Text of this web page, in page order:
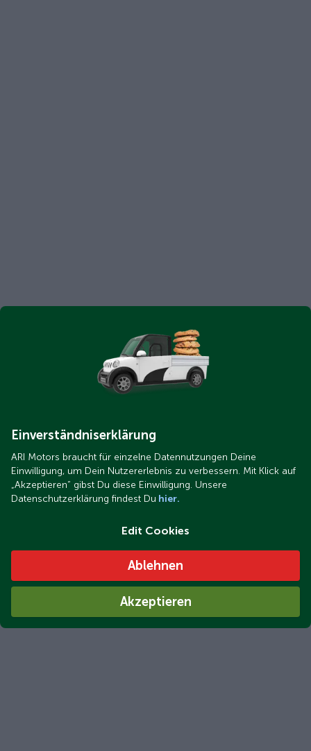
Einverständniserklärung
ARI Motors braucht für einzelne Datennutzungen Deine
Einwilligung, um Dein Nutzererlebnis zu verbessern. Mit Klick auf
„Akzeptieren“ gibst Du diese Einwilligung. Unsere
Datenschutzerklärung findest Du hier.
Edit Cookies
Ablehnen
Akzeptieren